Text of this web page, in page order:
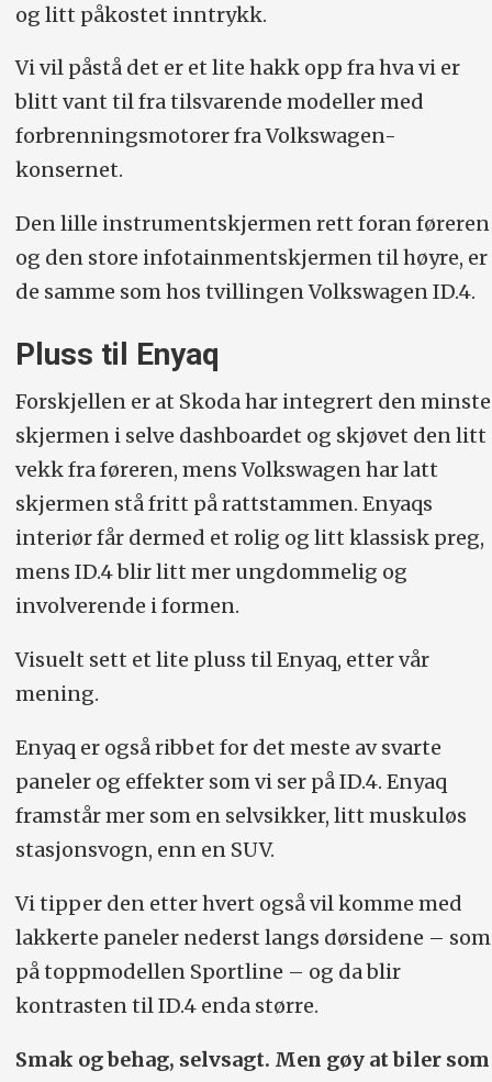
og litt påkostet inntrykk.
Vi vil påstå det er et lite hakk opp fra hva vi er
blitt vant til fra tilsvarende modeller med
forbrenningsmotorer fra Volkswagen-
konsernet.
Den lille instrumentskjermen rett foran føreren
og den store infotainmentskjermen til høyre, er
de samme som hos tvillingen Volkswagen ID.4.
Pluss til Enyaq
Forskjellen er at Skoda har integrert den minste
skjermen i selve dashboardet og skjøvet den litt
vekk fra føreren, mens Volkswagen har latt
skjermen stå fritt på rattstammen. Enyaqs
interiør får dermed et rolig og litt klassisk preg,
mens ID.4 blir litt mer ungdommelig og
involverende i formen.
Visuelt sett et lite pluss til Enyaq, etter vår
mening.
Enyaq er også ribbet for det meste av svarte
paneler og effekter som vi ser på ID.4. Enyaq
framstår mer som en selvsikker, litt muskuløs
stasjonsvogn, enn en SUV.
Vi tipper den etter hvert også vil komme med
lakkerte paneler nederst langs dørsidene – som
på toppmodellen Sportline – og da blir
kontrasten til ID.4 enda større.
Smak og behag, selvsagt. Men gøy at biler som